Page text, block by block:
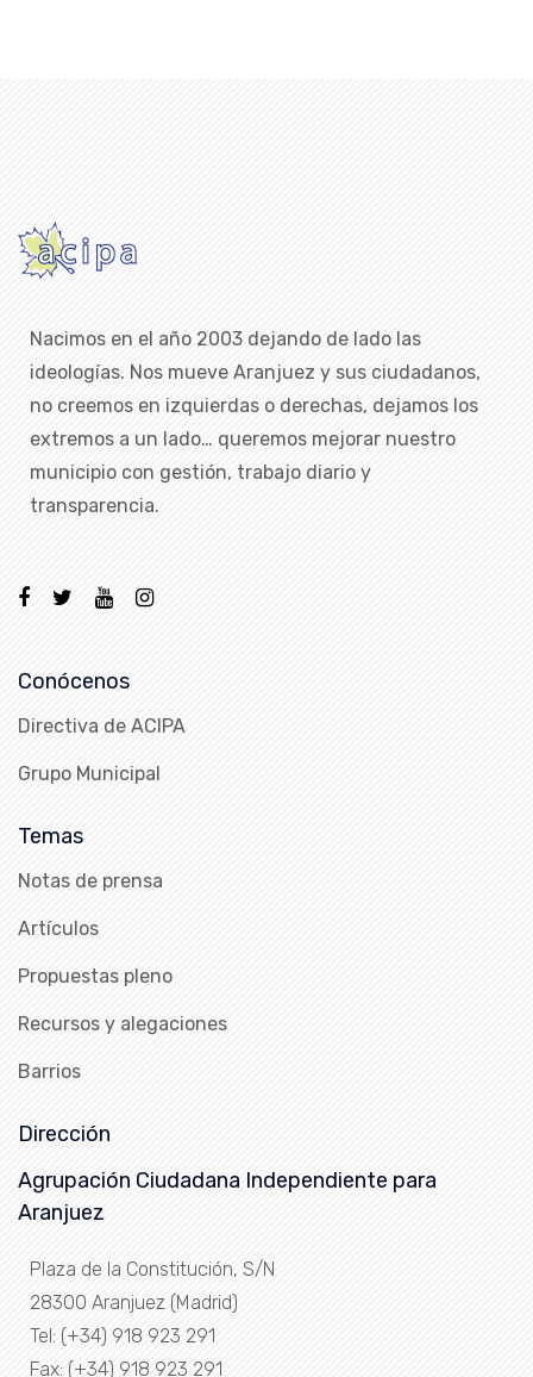
Nacimos en el año 2003 dejando de lado las
ideologías. Nos mueve Aranjuez y sus ciudadanos,
no creemos en izquierdas o derechas, dejamos los
extremos a un lado… queremos mejorar nuestro
municipio con gestión, trabajo diario y
transparencia.
Conócenos
Directiva de ACIPA
Grupo Municipal
Temas
Notas de prensa
Artículos
Propuestas pleno
Recursos y alegaciones
Barrios
Dirección
Agrupación Ciudadana Independiente para
Aranjuez
Plaza de la Constitución, S/N
28300 Aranjuez (Madrid)
Tel: (+34) 918 923 291
Fax: (+34) 918 923 291